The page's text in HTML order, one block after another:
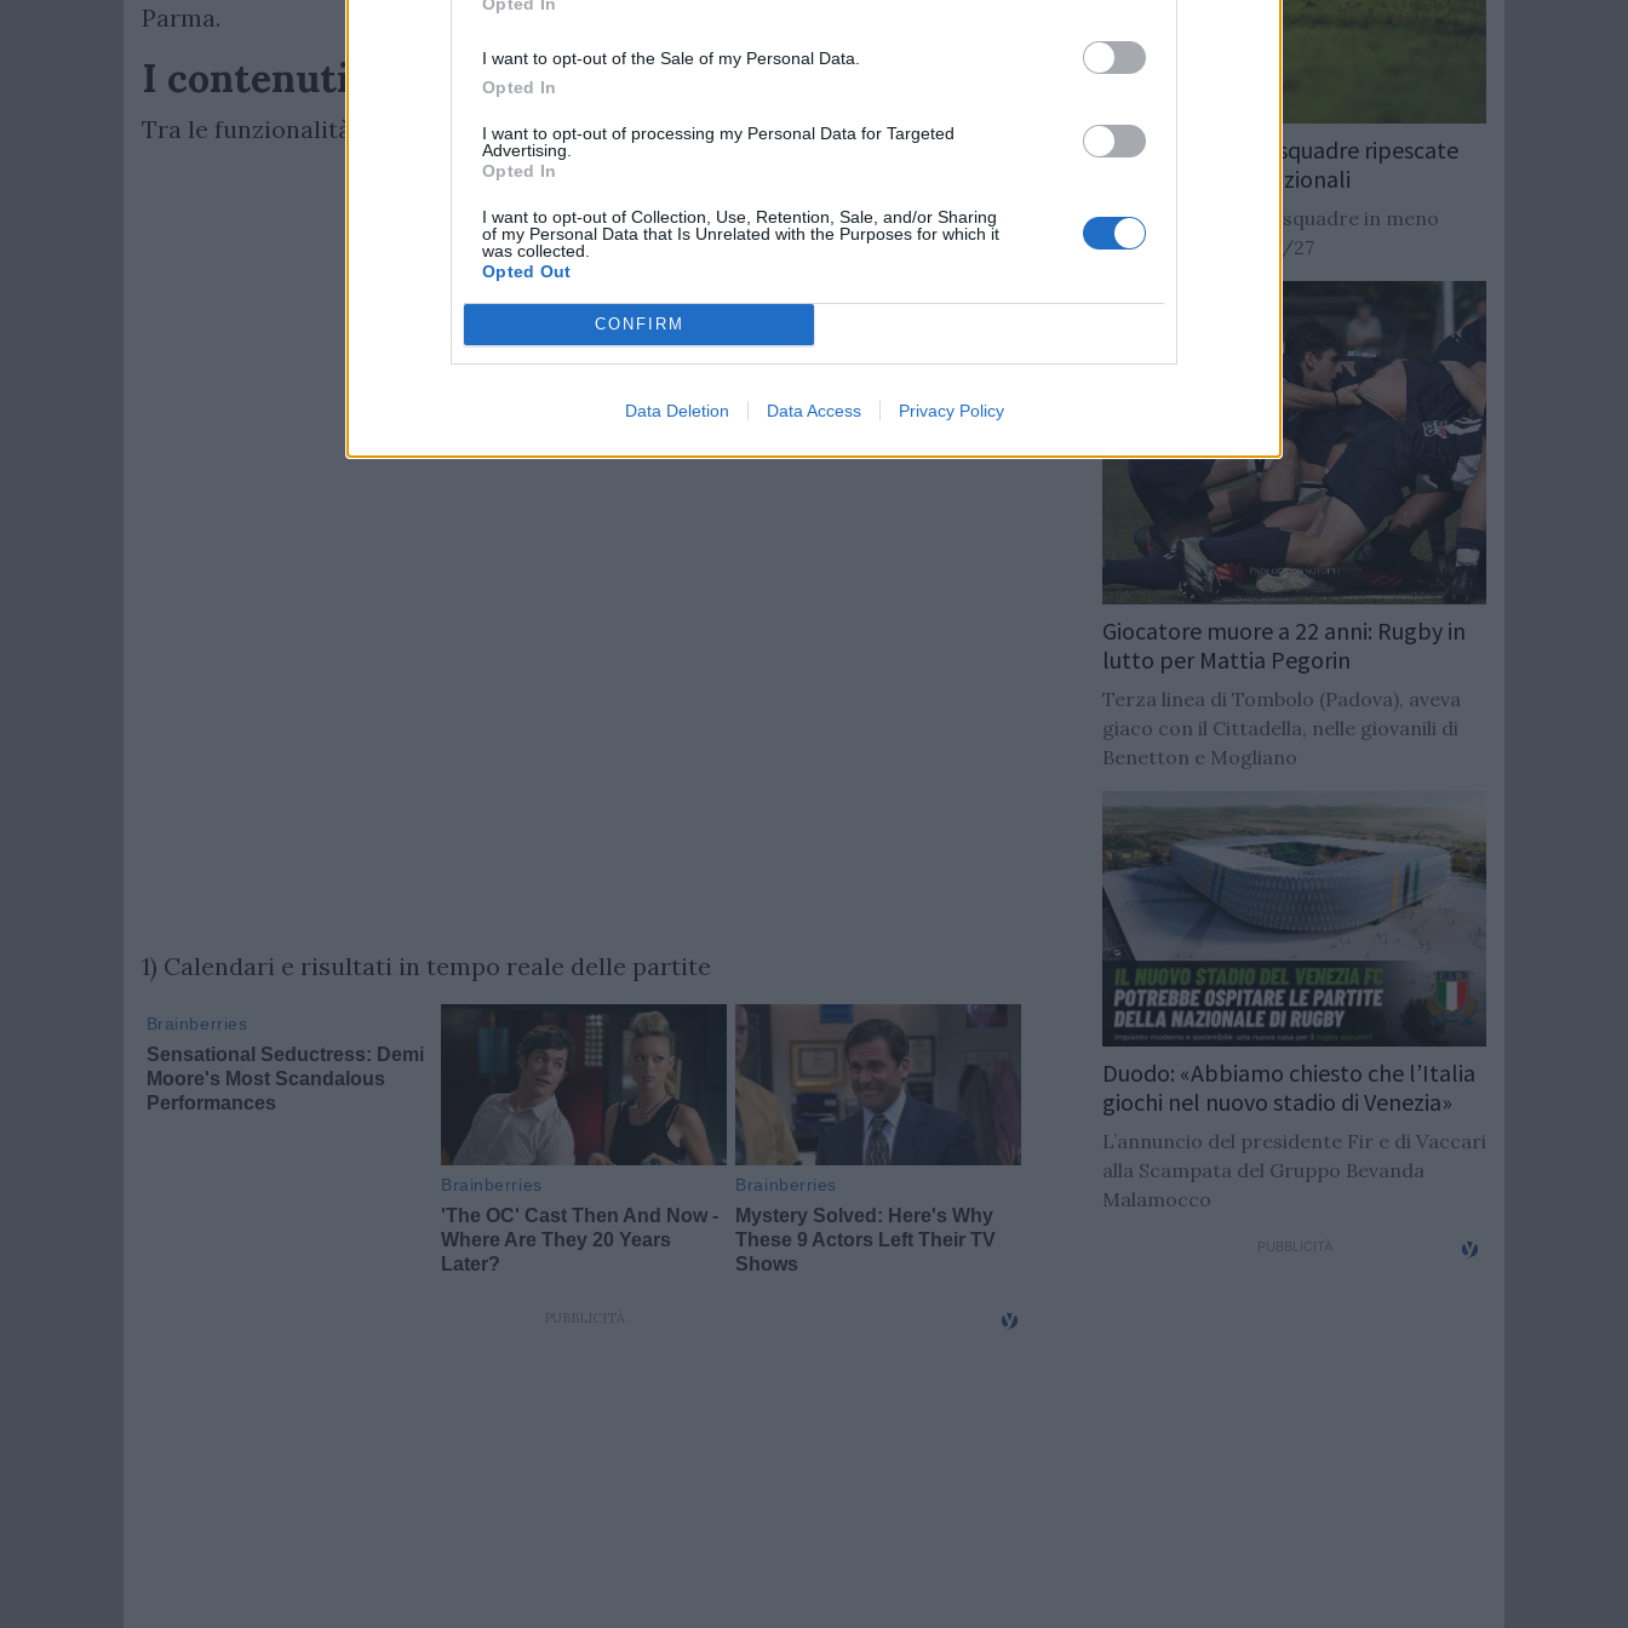
I want to opt-out of the Sale of my Personal Data.
Opted In
I want to opt-out of processing my Personal Data for Targeted
Advertising.
Opted In
I want to opt-out of Collection, Use, Retention, Sale, and/or Sharing
of my Personal Data that Is Unrelated with the Purposes for which it
was collected.
Opted Out
CONFIRM
Data Deletion Data Access Privacy Policy
Parma.
I contenuti
Tra le funzionalità principali del portale ci sono:
1) Calendari e risultati in tempo reale delle partite
Rugby: Record di squadre ripescate
nei campionati nazionali
Si stimano oltre 20 squadre in meno
dalla stagione 2026/27
Giocatore muore a 22 anni: Rugby in
lutto per Mattia Pegorin
Terza linea di Tombolo (Padova), aveva
giaco con il Cittadella, nelle giovanili di
Benetton e Mogliano
Duodo: «Abbiamo chiesto che l’Italia
giochi nel nuovo stadio di Venezia»
L’annuncio del presidente Fir e di Vaccari
alla Scampata del Gruppo Bevanda
Malamocco